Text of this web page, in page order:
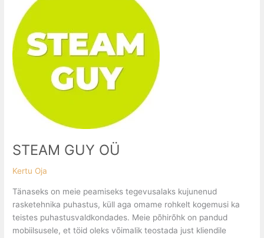
STEAM GUY OÜ
Kertu Oja
Tänaseks on meie peamiseks tegevusalaks kujunenud
rasketehnika puhastus, küll aga omame rohkelt kogemusi ka
teistes puhastusvaldkondades. Meie põhirõhk on pandud
mobiilsusele, et töid oleks võimalik teostada just kliendile
OÜ